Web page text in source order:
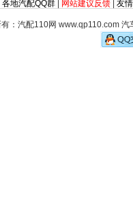
各地汽配QQ群 网站建议反馈 友
有：汽配110网 www.qp110.com